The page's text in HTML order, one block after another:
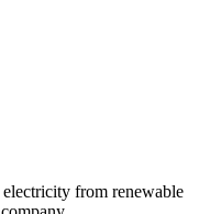
from renewable